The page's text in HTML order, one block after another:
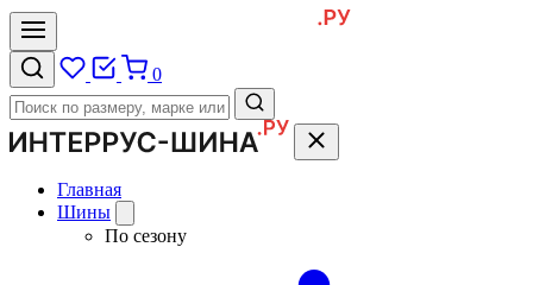
0
Главная
Шины
По сезону